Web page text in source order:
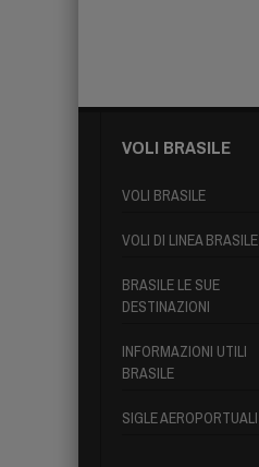
VOLI BRASILE
VOLI BRASILE
VOLI DI LINEA BRASILE
BRASILE LE SUE
DESTINAZIONI
INFORMAZIONI UTILI
BRASILE
SIGLE AEROPORTUALI